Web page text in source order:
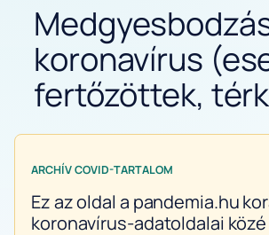
koronavírus
fertőzöttek,
ARCHÍV COVID-TARTALOM
Ez az oldal a pandemia.hu
koronavírus-adatoldalai